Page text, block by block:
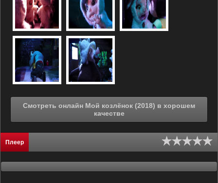
Смотреть онлайн Мой козлёнок (2018) в хорошем
качестве
Плеер